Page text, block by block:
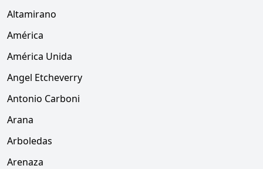
Altamirano
América
América Unida
Angel Etcheverry
Antonio Carboni
Arana
Arboledas
Arenaza